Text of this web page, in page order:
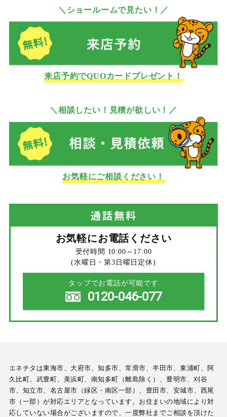
＼ショールームで見たい！／
来店予約でQUOカードプレゼント！
＼相談したい！見積が欲しい！／
お気軽にご相談ください！
通話無料
お気軽にお電話ください
受付時間 10:00～17:00
(水曜日・第3日曜日定休)
タップでお電話が可能です
0120-046-077
エネチタは東海市、大府市、知多市、常滑市、半田市、東浦町、阿
久比町、武豊町、美浜町、南知多町（離島除く）、豊明市、刈谷
市、知立市、名古屋市（緑区・南区一部）、豊田市、安城市、西尾
市（一部）が対応エリアとなっています。お住まいの地域により対
応していない場合がございますので、一度弊社までご相談を頂けた